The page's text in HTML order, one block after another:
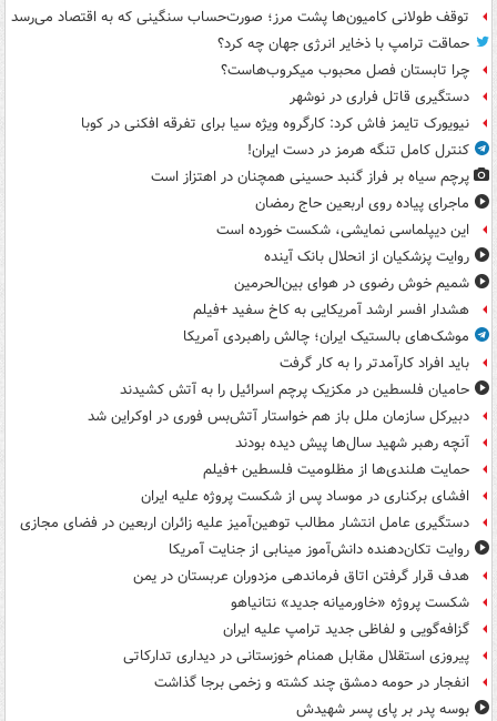
توقف طولانی کامیون‌ها پشت مرز؛ صورت‌حساب سنگینی که به اقتصاد می‌رسد
حماقت ترامپ با ذخایر انرژی جهان چه کرد؟
چرا تابستان فصل محبوب میکروب‌هاست؟
دستگیری قاتل فراری در نوشهر
نیویورک تایمز فاش کرد: کارگروه ویژه سیا برای تفرقه افکنی در کوبا
کنترل کامل تنگه هرمز در دست ایران!
پرچم سیاه بر فراز گنبد حسینی همچنان در اهتزاز است
ماجرای پیاده روی اربعین حاج رمضان
این دیپلماسی نمایشی، شکست خورده است
روایت پزشکیان از انحلال بانک آینده
شمیم خوش رضوی در هوای بین‌الحرمین
هشدار افسر ارشد آمریکایی به کاخ سفید +فیلم
موشک‌های بالستیک ایران؛ چالش راهبردی آمریکا
باید افراد کارآمدتر را به کار گرفت
حامیان فلسطین در مکزیک پرچم اسرائیل را به آتش کشیدند
دبیرکل سازمان ملل باز هم خواستار آتش‌بس فوری در اوکراین شد
آنچه رهبر شهید سال‌ها پیش دیده بودند
حمایت هلندی‌ها از مظلومیت فلسطین +فیلم
افشای برکناری در موساد پس از شکست پروژه علیه ایران
دستگیری عامل انتشار مطالب توهین‌آمیز علیه زائران اربعین در فضای مجازی
روایت تکان‌دهنده دانش‌آموز مینابی از جنایت آمریکا
هدف قرار گرفتن اتاق‌ فرماندهی مزدوران عربستان در یمن
شکست پروژه «خاورمیانه جدید» نتانیاهو
گزافه‌گویی و لفاظی جدید ترامپ علیه ایران
پیروزی استقلال مقابل همنام خوزستانی در دیداری تدارکاتی
انفجار در حومه دمشق چند کشته و زخمی برجا گذاشت
بوسه‌ پدر بر پای پسر شهیدش